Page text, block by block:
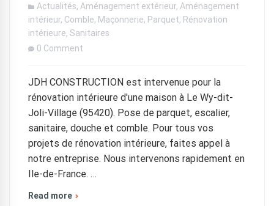
Actualités, Aménagement extérieur, Aménagement
intérieur, Comble, Maçonnerie, Parquet, Rénovation
intérieure, Sanitaires
0 Comment
JDH CONSTRUCTION est intervenue pour la
rénovation intérieure d'une maison à Le Wy-dit-
Joli-Village (95420). Pose de parquet, escalier,
sanitaire, douche et comble. Pour tous vos
projets de rénovation intérieure, faites appel à
notre entreprise. Nous intervenons rapidement en
Ile-de-France. …
Read more